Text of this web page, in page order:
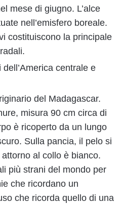
mese di giugno. L’alce
nell’emisfero boreale.
costituiscono la principale
centrale e
del Madagascar.
misura 90 cm circa di
è ricoperto da un lungo
Sulla pancia, il pelo si
al collo è bianco.
più strani del mondo per
che ricordano un
che ricorda quello di una